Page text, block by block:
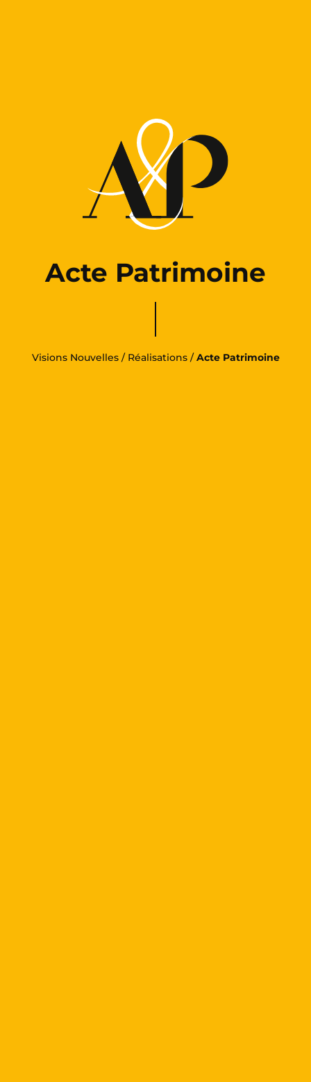
Acte Patrimoine
Visions Nouvelles / Réalisations / Acte Patrimoine